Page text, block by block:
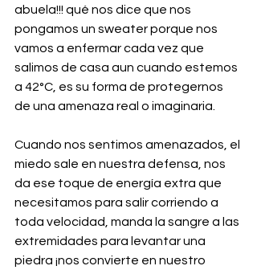
abuela!!! qué nos dice que nos
pongamos un sweater porque nos
vamos a enfermar cada vez que
salimos de casa aun cuando estemos
a 42°C, es su forma de protegernos
de una amenaza real o imaginaria.
Cuando nos sentimos amenazados, el
miedo sale en nuestra defensa, nos
da ese toque de energía extra que
necesitamos para salir corriendo a
toda velocidad, manda la sangre a las
extremidades para levantar una
piedra ¡nos convierte en nuestro